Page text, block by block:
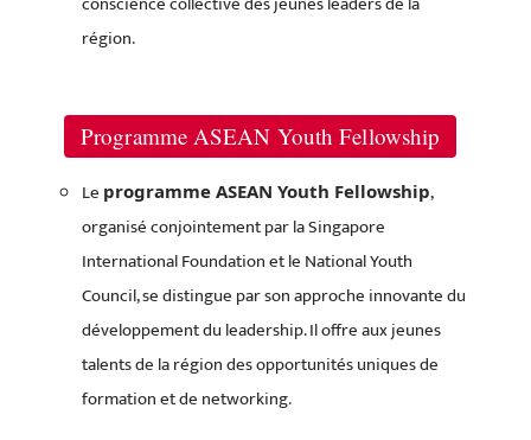
région.
Programme ASEAN Youth Fellowship
Le programme ASEAN Youth Fellowship,
organisé conjointement par la Singapore
International Foundation et le National Youth
Council, se distingue par son approche innovante du
développement du leadership. Il offre aux jeunes
talents de la région des opportunités uniques de
formation et de networking.